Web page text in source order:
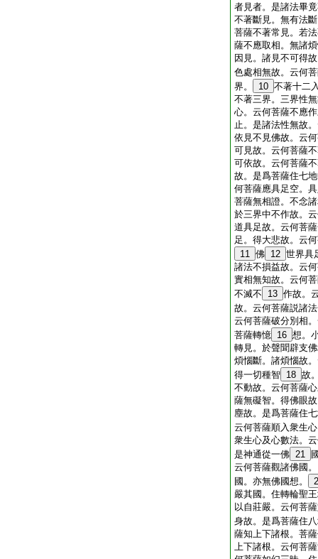
者見者。是諸法畢
不著斷見。無有法
菩薩不著常見。若
薩不應取相。無諸
因見。諸見不可得
色處相無故。云何
界。
10 不著十二
不著三界。三界性
心。云何菩薩不應
止。是諸法性無故
依見不見佛故。云
可見故。云何菩薩
可依故。云何菩薩
故。是爲菩薩住七
何菩薩應具足空。
菩薩無相證。不念
於三界中不作故。
道具足故。云何菩
足。得大悲故。云
11 佛 12 世界具
諸法不損益故。云
實相無知故。云何
不滅不
13 作故。
故。云何菩薩説諸
云何菩薩破分別相
菩薩轉憶 16 想。
轉見。於聲聞辟支
煩惱斷。諸煩惱故
得一切種智 18 故
不動故。云何菩薩
薩無礙智。得佛眼
塵故。是爲菩薩住
云何菩薩順入衆生
衆生心及心數法。
是神通從一佛 21
云何菩薩觀諸佛國
國。亦無佛國想。
嚴其國。住轉輪聖
以自莊嚴。云何菩
身故。是爲菩薩住
薩知上下諸根。菩
上下諸根。云何菩